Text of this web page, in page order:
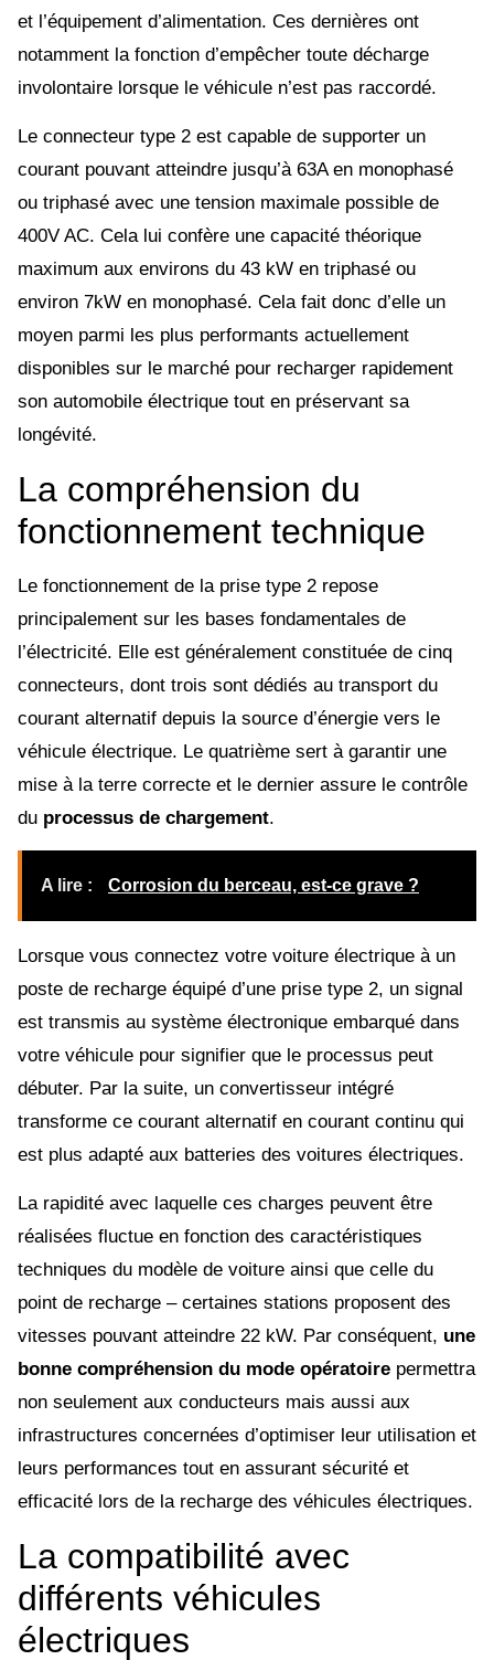
et l’équipement d’alimentation. Ces dernières ont
notamment la fonction d’empêcher toute décharge
involontaire lorsque le véhicule n’est pas raccordé.
Le connecteur type 2 est capable de supporter un
courant pouvant atteindre jusqu’à 63A en monophasé
ou triphasé avec une tension maximale possible de
400V AC. Cela lui confère une capacité théorique
maximum aux environs du 43 kW en triphasé ou
environ 7kW en monophasé. Cela fait donc d’elle un
moyen parmi les plus performants actuellement
disponibles sur le marché pour recharger rapidement
son automobile électrique tout en préservant sa
longévité.
La compréhension du
fonctionnement technique
Le fonctionnement de la prise type 2 repose
principalement sur les bases fondamentales de
l’électricité. Elle est généralement constituée de cinq
connecteurs, dont trois sont dédiés au transport du
courant alternatif depuis la source d’énergie vers le
véhicule électrique. Le quatrième sert à garantir une
mise à la terre correcte et le dernier assure le contrôle
du processus de chargement.
A lire : Corrosion du berceau, est-ce grave ?
Lorsque vous connectez votre voiture électrique à un
poste de recharge équipé d’une prise type 2, un signal
est transmis au système électronique embarqué dans
votre véhicule pour signifier que le processus peut
débuter. Par la suite, un convertisseur intégré
transforme ce courant alternatif en courant continu qui
est plus adapté aux batteries des voitures électriques.
La rapidité avec laquelle ces charges peuvent être
réalisées fluctue en fonction des caractéristiques
techniques du modèle de voiture ainsi que celle du
point de recharge – certaines stations proposent des
vitesses pouvant atteindre 22 kW. Par conséquent, une
bonne compréhension du mode opératoire permettra
non seulement aux conducteurs mais aussi aux
infrastructures concernées d’optimiser leur utilisation et
leurs performances tout en assurant sécurité et
efficacité lors de la recharge des véhicules électriques.
La compatibilité avec
différents véhicules
électriques